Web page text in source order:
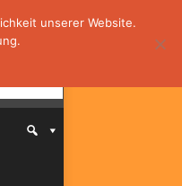
unserer Website.